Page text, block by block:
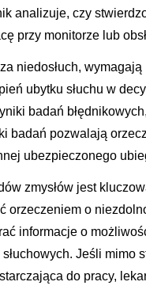
analizuje, czy
przy monitorze lub
niedosłuch,
ubytku słuchu w
badań
badań pozwalają
ubezpieczonego
zmysłów jest
orzeczeniem o
informacje o
Jeśli mimo
do pracy,